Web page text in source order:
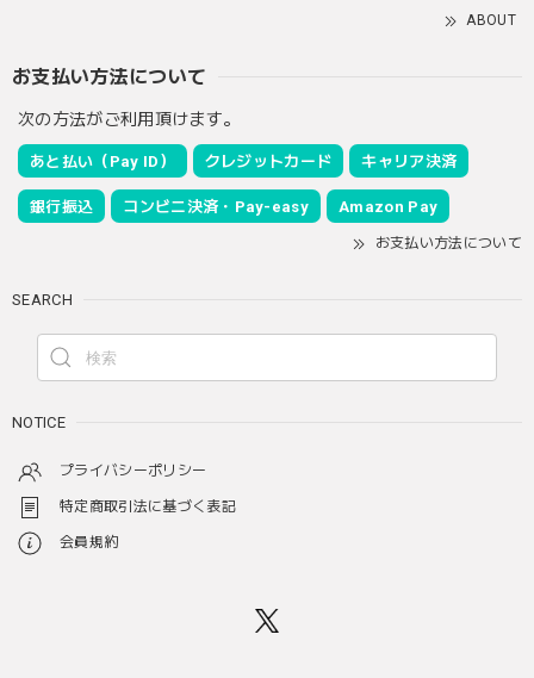
ABOUT
お支払い方法について
次の方法がご利用頂けます。
あと払い（Pay ID） クレジットカード キャリア決済
銀行振込 コンビニ決済・Pay-easy Amazon Pay
お支払い方法について
SEARCH
NOTICE
プライバシーポリシー
特定商取引法に基づく表記
会員規約